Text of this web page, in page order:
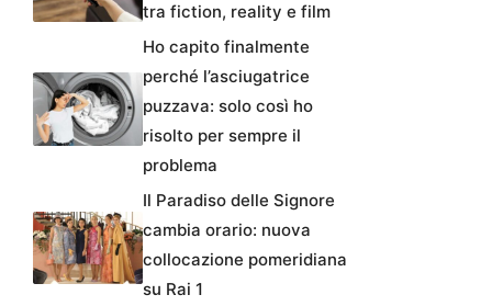
tra fiction, reality e film
Ho capito finalmente
perché l’asciugatrice
puzzava: solo così ho
risolto per sempre il
problema
Il Paradiso delle Signore
cambia orario: nuova
collocazione pomeridiana
su Rai 1